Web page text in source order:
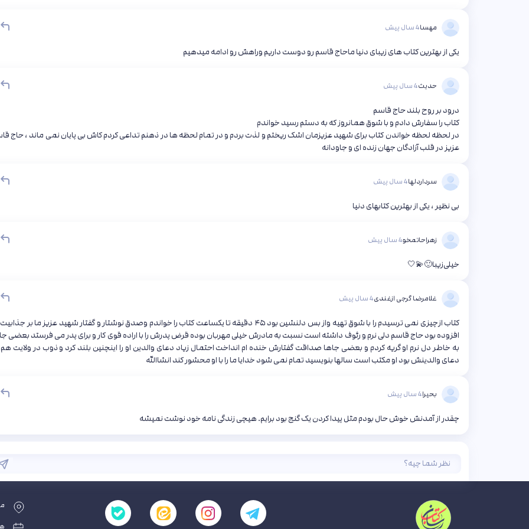
مهسا4 سال پیش
یکی از بهترین کتاب های زیبای دنیا ماحاج قاسم رو دوست داریم وراهش رو ادامه میدهیم
حدیث4 سال پیش
درود بر روح بلند حاج قاسم
کتاب را سفارش دادم و با شوق همانروز که به دستم رسید خواندم
در لحظه لحظه خواندن کتاب برای شهید عزیزمان اشک ریختم و لذت بردم و در تمام لحظه ها در ذهنم تداعی کردم کاش بی پایان نمی ماند ، حاج
عزیز در قلب آزادگان جهان زنده ای و جاودانه
سرداردلها4 سال پیش
بی نظیر ، یکی از بهترین کتابهای دنیا
زهرا‌حاتمخو4 سال پیش
خیلی‌زیبا🙂💫🤍
غلامرضا گرجی ازغندی4 سال پیش
کتاب ازچیزی نمی ترسیدم را با شوق تهیه واز بس دلنشین بود ۴۵ دقیقه تا یکساعت کتاب را خواندم وصدق نوشتار و گفتار شهید عزیز ما بر
افزوده بود حاج قاسم دلی نرم و رئوف داشته است نسبت به مادرش خیلی مهربان بوده قرض پدرش را با اراده قوی کار و برای پدر می فرستد بعضی
به خاطر دل نرم او گریه کردم و بعضی جاها صداقت گفتارش خنده ام انداخت احتمال زیاد دعای والدین او را اینچنین بلند کرد و ذوب در ولایت هم
دعای والدینش بود او مکتب است سالها بنویسید تمام نمی شود خدایا ما را با او محشور کند انشاالله
بحیرا4 سال پیش
چقدر از آمدنش خوش حال بودم مثل پیدا کردن یک گنج بود برایم. هیچی زندگی نامه خود نوشت نمیشه